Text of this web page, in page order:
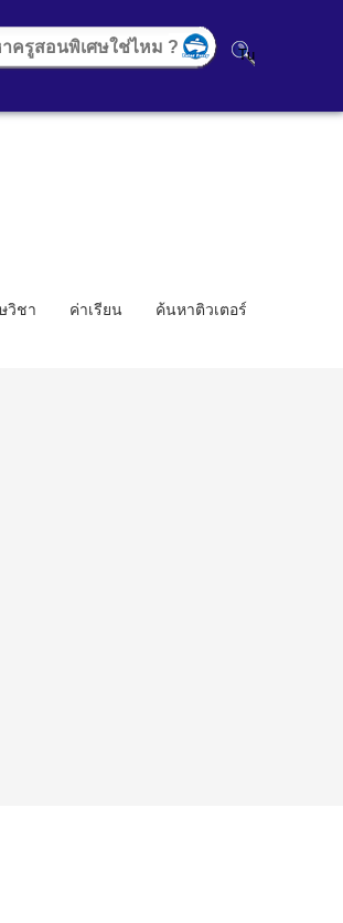
วิชา ค่าเรียน ค้นหาติวเตอร์